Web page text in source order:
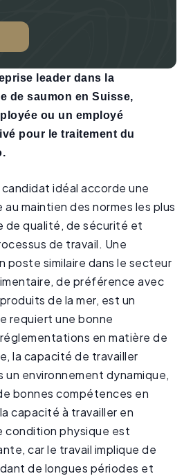
leader dans la
de saumon en Suisse,
ou un employé
pour le traitement du
idéal accorde une
maintien des normes les plus
de qualité, de sécurité et
de travail. Une
poste similaire dans le secteur
de préférence avec
de la mer, est un
requiert une bonne
en matière de
la capacité de travailler
environnement dynamique,
bonnes compétences en
capacité à travailler en
condition physique est
car le travail implique de
de longues périodes et